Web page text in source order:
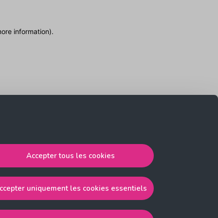
Accepter tous les cookies
uniquement les cookies essentiels
information).